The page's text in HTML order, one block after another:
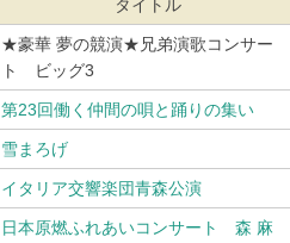
タイトル
★豪華 夢の競演★兄弟演歌コンサー
ト ビッグ3
第23回働く仲間の唄と踊りの集い
雪まろげ
イタリア交響楽団青森公演
日本原燃ふれあいコンサート 森 麻